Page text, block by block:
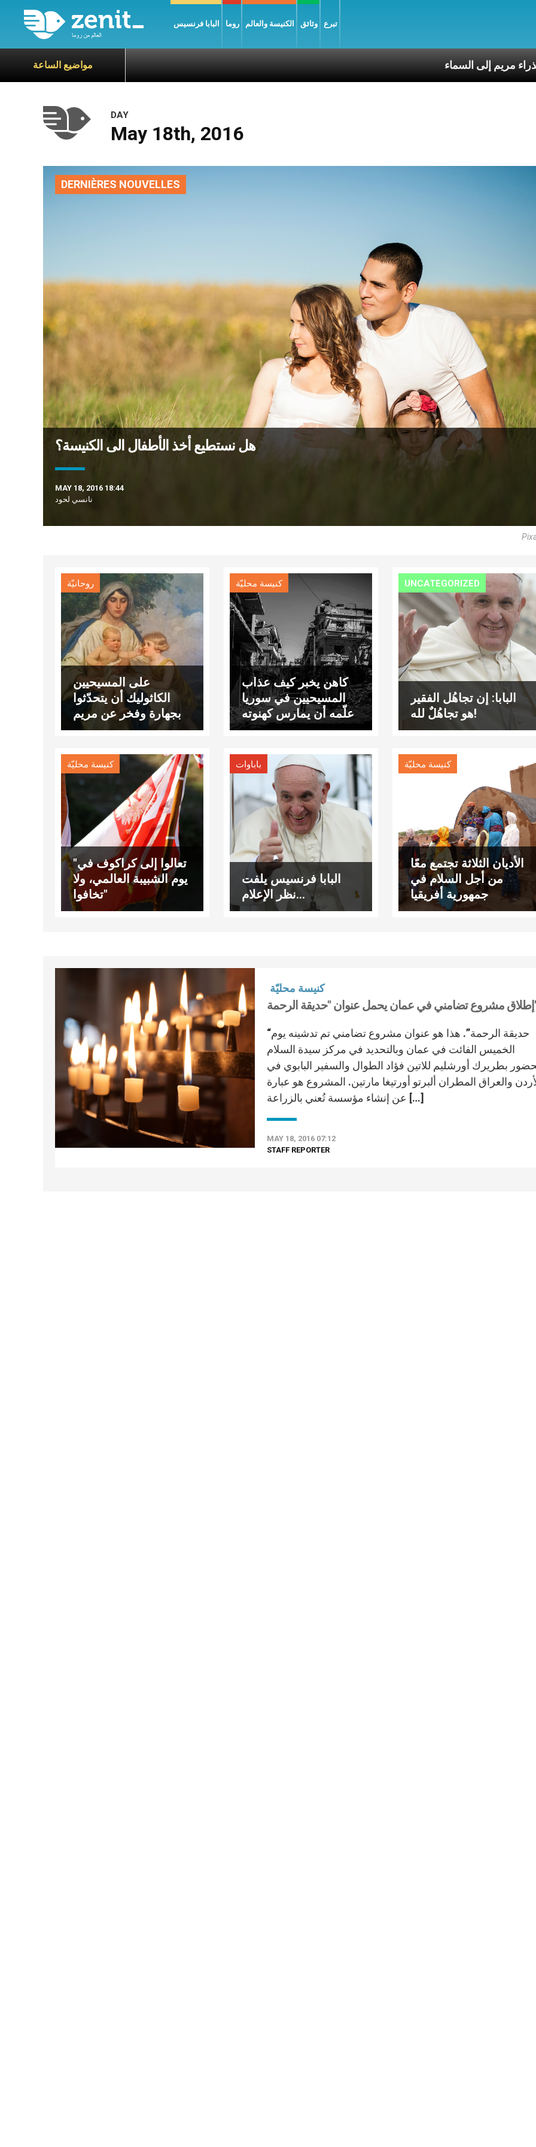
البابا فرنسيس روما الكنيسة والعالم وثائق تبرع
مواضيع الساعة يسوع وانتقال العذراء مريم إلى السماء
DAY
May 18th, 2016
DERNIÈRES NOUVELLES
هل نستطيع أخذ الأطفال الى الكنيسة؟
MAY 18, 2016 18:44
نانسي لحود
روحانيّة
على المسيحيين
الكاثوليك أن يتحدّثوا
بجهارة وفخر عن مريم
كنيسة محليّة
كاهن يخبر كيف عذاب
المسيحيين في سوريا
علّمه أن يمارس كهنوته
بشكل مثمر
UNCATEGORIZED
البابا: إن تجاهُل الفقير
هو تجاهُلٌ لله!
كنيسة محليّة
"تعالوا إلى كراكوف في
يوم الشبيبة العالمي، ولا
تخافوا"
باباوات
البابا فرنسيس يلفت
نظر الإعلام…
كنيسة محليّة
الأديان الثلاثة تجتمع معًا
من أجل السلام في
جمهورية أفريقيا
الوسطى
كنيسة محليّة
"حديقة الرحمة"
“حديقة الرحمة”. هذا هو عنوان مشروع تضامني تم تدشينه يوم
الخميس الفائت في عمان وبالتحديد في مركز سيدة السلام
بطريرك أورشليم للاتين فؤاد الطوال والسفير البابوي في
والعراق المطران ألبرتو أورتيغا مارتين. المشروع هو عبارة
عن إنشاء مؤسسة تُعني بالزراعة […]
MAY 18, 2016 07:12
STAFF REPORTER